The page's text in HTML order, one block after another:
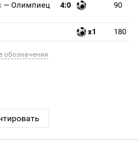
— Олимпиец 4:0 90
x1 180
обозначения